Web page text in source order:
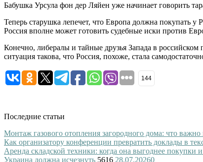
Бабушка Урсула фон дер Ляйен уже начинает говорить
Теперь старушка лепечет, что Европа должна покупать
Россия вполне может готовить судебные иски против
Конечно, либералы и тайные друзья Запада в
ситуация такова, что Россия, похоже, стала
144
Последние статьи
Монтаж газового отопления загородного дома: что важно
Как организатору конференции превратить доклады в
Аренда складской техники: когда она выгоднее покупки
Украина должна исчезнуть 5616 28.07.20260